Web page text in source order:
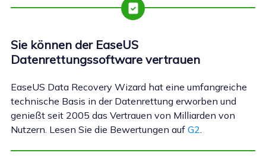
Sie können der EaseUS
Datenrettungssoftware vertrauen
EaseUS Data Recovery Wizard hat eine umfangreiche
technische Basis in der Datenrettung erworben und
genießt seit 2005 das Vertrauen von Milliarden von
Nutzern. Lesen Sie die Bewertungen auf G2.